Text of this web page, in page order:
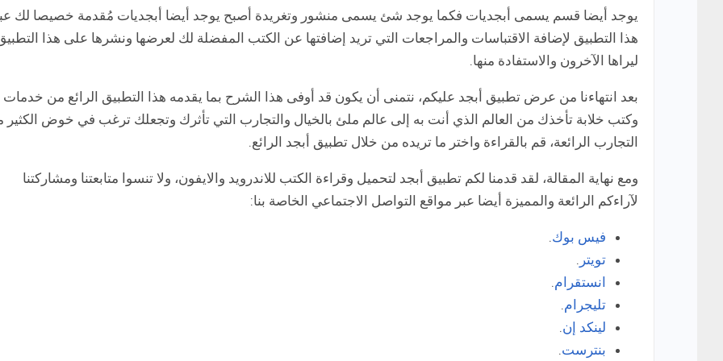
يوجد أيضا قسم يسمى أبجديات فكما يوجد شئ يسمى منشور وتغريدة أصبح يوجد أيضا أبجديات مُقدمة خصيصا لك
هذا التطبيق لإضافة الاقتباسات والمراجعات التي تريد إضافتها عن الكتب المفضلة لك لعرضها ونشرها على هذا
ليراها الآخرون والاستفادة منها.
بعد انتهاءنا من عرض تطبيق أبجد عليكم، نتمنى أن يكون قد أوفى هذا الشرح بما يقدمه هذا التطبيق الرائع من خدمات
وكتب خلابة تأخذك من العالم الذي أنت به إلى عالم ملئ بالخيال والتجارب التي تأثرك وتجعلك ترغب في خوض الكثير
التجارب الرائعة، قم بالقراءة واختر ما تريده من خلال تطبيق أبجد الرائع.
ومع نهاية المقالة، لقد قدمنا لكم تطبيق أبجد لتحميل وقراءة الكتب للاندرويد والايفون، ولا تنسوا متابعتنا ومشاركتنا
لآراءكم الرائعة والمميزة أيضا عبر مواقع التواصل الاجتماعي الخاصة بنا:
فيس بوك.
تويتر .
انستقرام.
تليجرام.
لينكد إن.
بنترست.